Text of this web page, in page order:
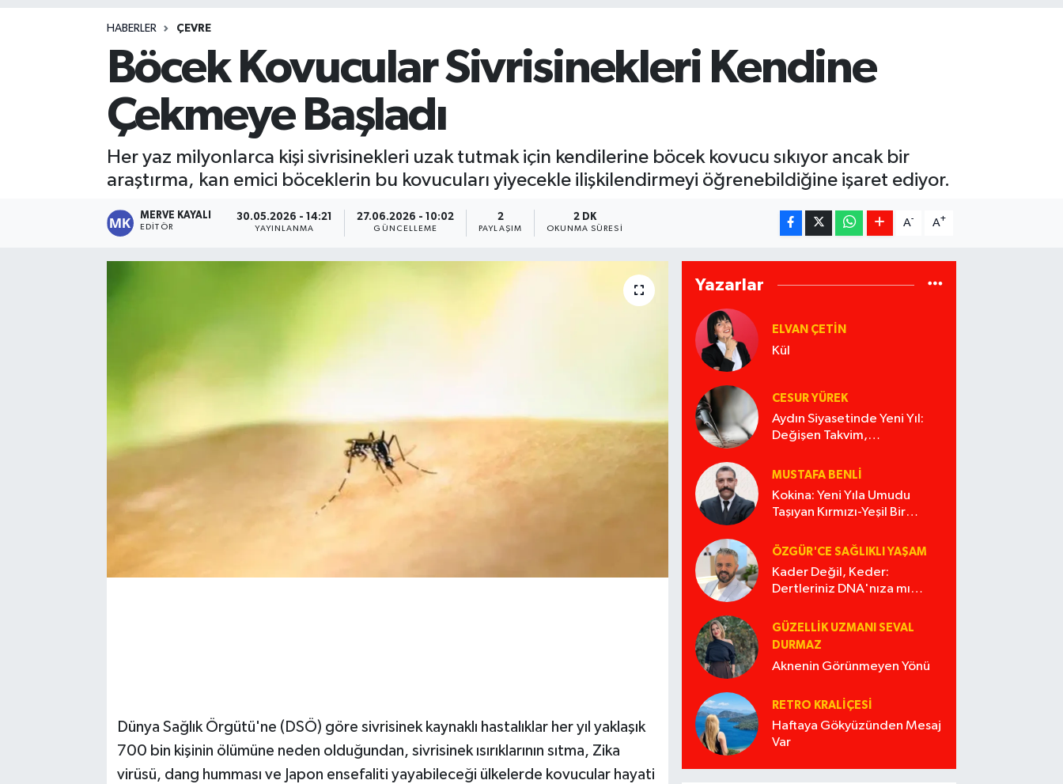
HABERLER ÇEVRE
Böcek Kovucular Sivrisinekleri Kendine
Çekmeye Başladı
Her yaz milyonlarca kişi sivrisinekleri uzak tutmak için kendilerine böcek kovucu sıkıyor ancak bir
araştırma, kan emici böceklerin bu kovucuları yiyecekle ilişkilendirmeyi öğrenebildiğine işaret ediyor.
MERVE KAYALI
EDITÖR
30.05.2026 - 14:21
YAYINLANMA
27.06.2026 - 10:02
GÜNCELLEME
2
PAYLAŞIM
2 DK
OKUNMA SÜRESI
A- A+
Dünya Sağlık Örgütü'ne (DSÖ) göre sivrisinek kaynaklı hastalıklar her yıl yaklaşık
700 bin kişinin ölümüne neden olduğundan, sivrisinek ısırıklarının sıtma, Zika
virüsü, dang humması ve Japon ensefaliti yayabileceği ülkelerde kovucular hayati
Yazarlar
ELVAN ÇETIN
Kül
CESUR YÜREK
Aydın Siyasetinde Yeni Yıl:
Değişen Takvim,
MUSTAFA BENLI
Kokina: Yeni Yıla Umudu
Taşıyan Kırmızı-Yeşil Bir
ÖZGÜR'CE SAĞLIKLI YAŞAM
Kader Değil, Keder:
Dertleriniz DNA'nıza mı
GÜZELLIK UZMANI SEVAL
DURMAZ
Aknenin Görünmeyen Yönü
RETRO KRALIÇESI
Haftaya Gökyüzünden Mesaj
Var